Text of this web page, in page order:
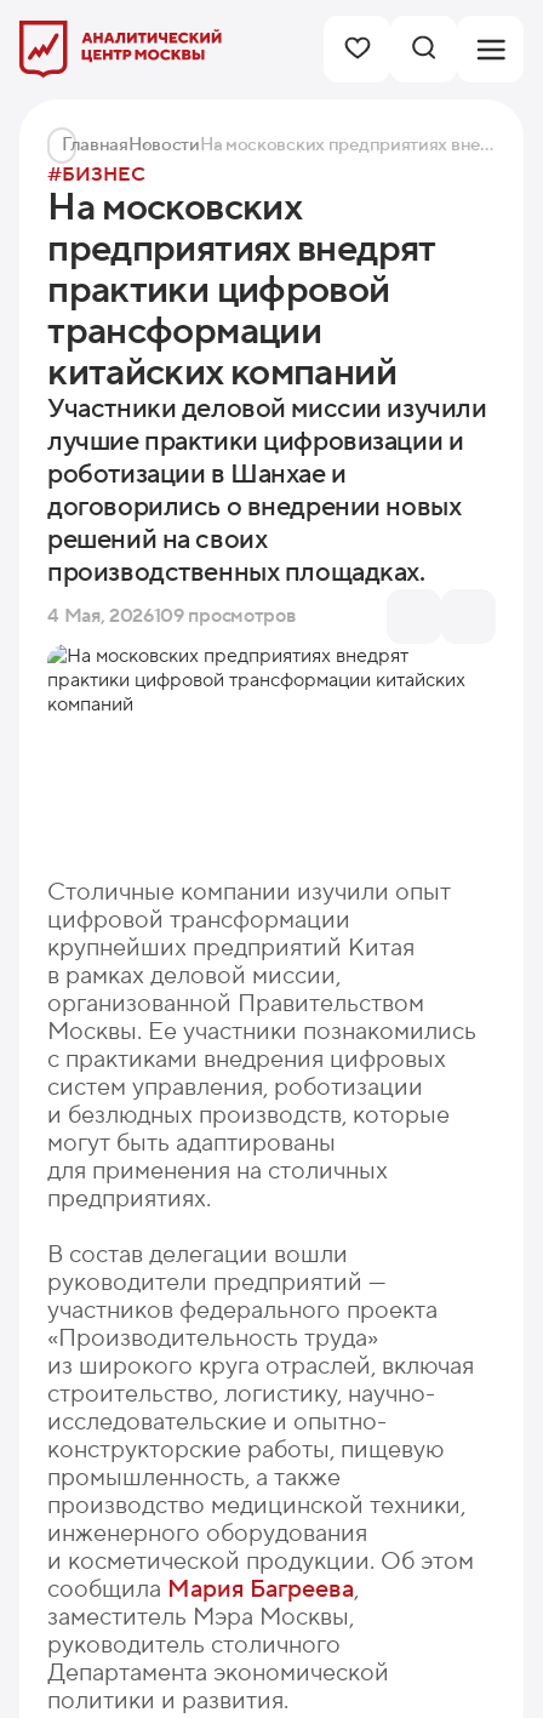
ГлавнаяНовости На московских предприятиях внедрят практики цифровой трансформации китайских компаний
#БИЗНЕС
На московских
предприятиях внедрят
практики цифровой
трансформации
китайских компаний
Участники деловой миссии изучили
лучшие практики цифровизации и
роботизации в Шанхае и
договорились о внедрении новых
решений на своих
производственных площадках.
4 Мая, 2026109 просмотров
Столичные компании изучили опыт
цифровой трансформации
крупнейших предприятий Китая
в рамках деловой миссии,
организованной Правительством
Москвы. Ее участники познакомились
с практиками внедрения цифровых
систем управления, роботизации
и безлюдных производств, которые
могут быть адаптированы
для применения на столичных
предприятиях.
В состав делегации вошли
руководители предприятий —
участников федерального проекта
«Производительность труда»
из широкого круга отраслей, включая
строительство, логистику, научно-
исследовательские и опытно-
конструкторские работы, пищевую
промышленность, а также
производство медицинской техники,
инженерного оборудования
и косметической продукции. Об этом
сообщила Мария Багреева,
заместитель Мэра Москвы,
руководитель столичного
Департамента экономической
политики и развития.